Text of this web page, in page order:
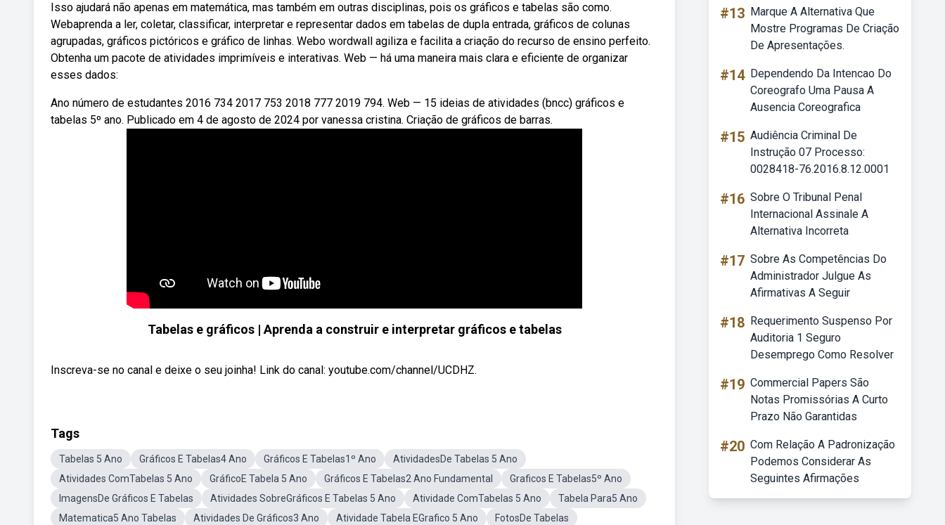
Isso ajudará não apenas em matemática, mas também em outras disciplinas, pois os gráficos e tabelas são como.
Webaprenda a ler, coletar, classificar, interpretar e representar dados em tabelas de dupla entrada, gráficos de colunas
agrupadas, gráficos pictóricos e gráfico de linhas. Webo wordwall agiliza e facilita a criação do recurso de ensino perfeito.
Obtenha um pacote de atividades imprimíveis e interativas. Web — há uma maneira mais clara e eficiente de organizar
esses dados:
Ano número de estudantes 2016 734 2017 753 2018 777 2019 794. Web — 15 ideias de atividades (bncc) gráficos e
tabelas 5º ano. Publicado em 4 de agosto de 2024 por vanessa cristina. Criação de gráficos de barras.
Tabelas e gráficos | Aprenda a construir e interpretar gráficos e tabelas
Inscreva-se no canal e deixe o seu joinha! Link do canal: youtube.com/channel/UCDHZ.
Tags
Tabelas 5 Ano Gráficos E Tabelas4 Ano Gráficos E Tabelas1º Ano
AtividadesDe Tabelas 5 Ano
Atividades ComTabelas 5 Ano
GráficoE Tabela 5 Ano Gráficos E Tabelas2 Ano Fundamental
Graficos E Tabelas5º Ano
ImagensDe Gráficos E Tabelas
Atividades SobreGráficos E Tabelas 5 Ano Atividade ComTabelas 5 Ano
Tabela Para5 Ano
Matematica5 Ano Tabelas
Atividades De Gráficos3 Ano Atividade Tabela EGrafico 5 Ano
FotosDe Tabelas
#13 Marque A Alternativa Que
Mostre Programas De Criação
De Apresentações.
#14 Dependendo Da Intencao Do
Coreografo Uma Pausa A
Ausencia Coreografica
#15 Audiência Criminal De
Instrução 07 Processo:
0028418-76.2016.8.12.0001
#16 Sobre O Tribunal Penal
Internacional Assinale A
Alternativa Incorreta
#17 Sobre As Competências Do
Administrador Julgue As
Afirmativas A Seguir
#18 Requerimento Suspenso Por
Auditoria 1 Seguro
Desemprego Como Resolver
#19 Commercial Papers São
Notas Promissórias A Curto
Prazo Não Garantidas
#20 Com Relação A Padronização
Podemos Considerar As
Seguintes Afirmações